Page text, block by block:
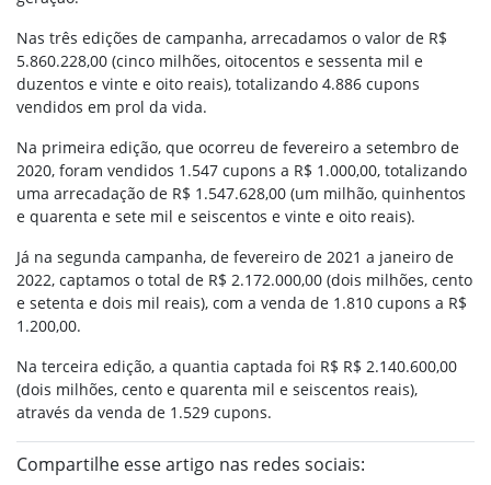
Nas três edições de campanha, arrecadamos o valor de R$
5.860.228,00 (cinco milhões, oitocentos e sessenta mil e
duzentos e vinte e oito reais), totalizando 4.886 cupons
vendidos em prol da vida.
Na primeira edição, que ocorreu de fevereiro a setembro de
2020, foram vendidos 1.547 cupons a R$ 1.000,00, totalizando
uma arrecadação de R$ 1.547.628,00 (um milhão, quinhentos
e quarenta e sete mil e seiscentos e vinte e oito reais).
Já na segunda campanha, de fevereiro de 2021 a janeiro de
2022, captamos o total de R$ 2.172.000,00 (dois milhões, cento
e setenta e dois mil reais), com a venda de 1.810 cupons a R$
1.200,00.
Na terceira edição, a quantia captada foi R$ R$ 2.140.600,00
(dois milhões, cento e quarenta mil e seiscentos reais),
através da venda de 1.529 cupons.
Compartilhe esse artigo nas redes sociais: